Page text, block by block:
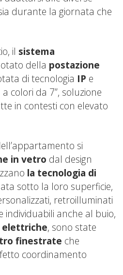
durante la giornata che
il sistema
della postazione
di tecnologia IP e
colori da 7”, soluzione
in contesti con elevato
si
in vetro dal design
la tecnologia di
sotto la loro superficie,
retroilluminati
individuabili anche al buio,
elettriche, sono state
finestrate che
coordinamento